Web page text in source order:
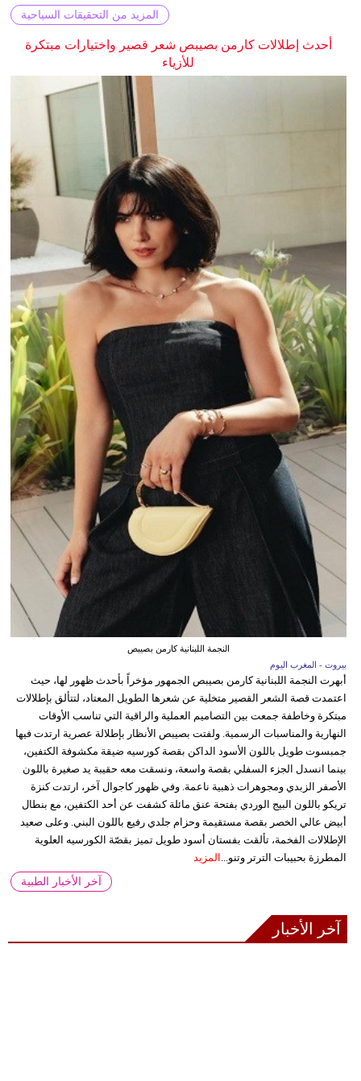
المزيد من التحقيقات السياحية
أحدث إطلالات كارمن بصيبص شعر قصير واختيارات مبتكرة
للأزياء
النجمة اللبنانية كارمن بصيبص
بيروت - المغرب اليوم
أبهرت النجمة اللبنانية كارمن بصيبص الجمهور مؤخراً بأحدث ظهور لها، حيث
اعتمدت قصة الشعر القصير متخلية عن شعرها الطويل المعتاد، لتتألق بإطلالات
مبتكرة وخاطفة جمعت بين التصاميم العملية والراقية التي تناسب الأوقات
النهارية والمناسبات الرسمية. ولفتت بصيبص الأنظار بإطلالة عصرية ارتدت فيها
جمبسوت طويل باللون الأسود الداكن بقصة كورسيه ضيقة مكشوفة الكتفين،
بينما انسدل الجزء السفلي بقصة واسعة، ونسقت معه حقيبة يد صغيرة باللون
الأصفر الزبدي ومجوهرات ذهبية ناعمة. وفي ظهور كاجوال آخر، ارتدت كنزة
تريكو باللون البيج الوردي بفتحة عنق مائلة كشفت عن أحد الكتفين، مع بنطال
أبيض عالي الخصر بقصة مستقيمة وحزام جلدي رفيع باللون البني. وعلى صعيد
الإطلالات الفخمة، تألقت بفستان أسود طويل تميز بقصّة الكورسيه العلوية
المطرزة بحبيبات الترتر وتنو...
المزيد
آخر الأخبار الطبية
آخر الأخبار